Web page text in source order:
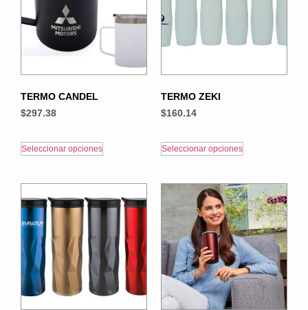
TERMO CANDEL
$297.38
Seleccionar opciones
TERMO ZEKI
$160.14
Seleccionar opciones